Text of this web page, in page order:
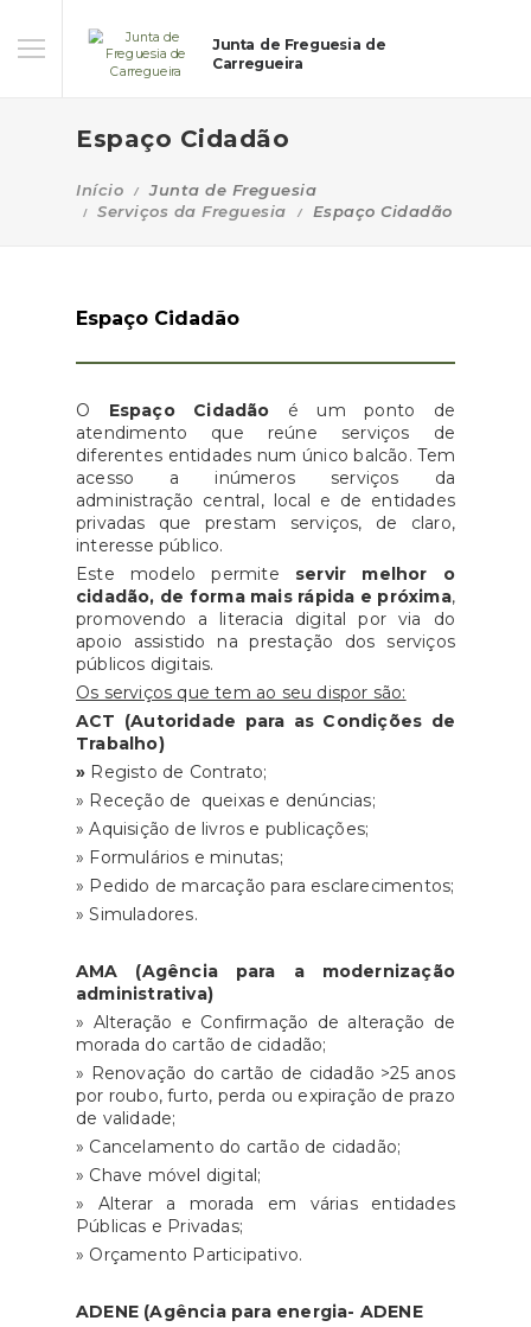
Junta de Freguesia de
Carregueira
Espaço Cidadão
Início
Junta de Freguesia
Serviços da Freguesia
Espaço Cidadão
Espaço Cidadão
O Espaço Cidadão é um ponto de
atendimento que reúne serviços de
diferentes entidades num único balcão. Tem
acesso a inúmeros serviços da
administração central, local e de entidades
privadas que prestam serviços, de claro,
interesse público.
Este modelo permite servir melhor o
cidadão, de forma mais rápida e próxima,
promovendo a literacia digital por via do
apoio assistido na prestação dos serviços
públicos digitais.
Os serviços que tem ao seu dispor são:
ACT (Autoridade para as Condições de
Trabalho)
» Registo de Contrato;
» Receção de queixas e denúncias;
» Aquisição de livros e publicações;
» Formulários e minutas;
» Pedido de marcação para esclarecimentos;
» Simuladores.
AMA (Agência para a modernização
administrativa)
» Alteração e Confirmação de alteração de
morada do cartão de cidadão;
» Renovação do cartão de cidadão >25 anos
por roubo, furto, perda ou expiração de prazo
de validade;
» Cancelamento do cartão de cidadão;
» Chave móvel digital;
» Alterar a morada em várias entidades
Públicas e Privadas;
» Orçamento Participativo.
ADENE (Agência para energia- ADENE